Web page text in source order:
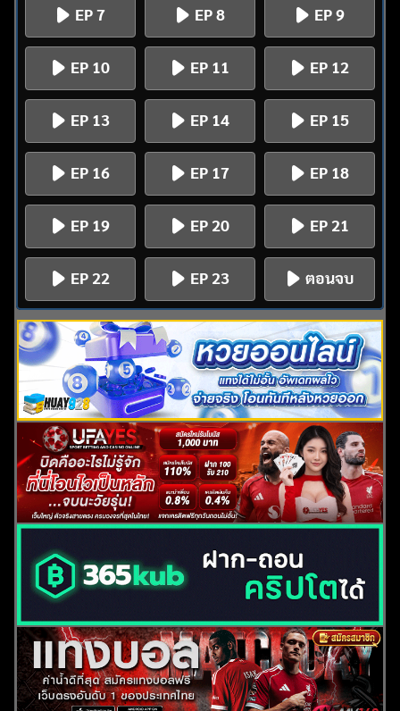
EP 7 EP 8 EP 9
EP 10 EP 11 EP 12
EP 13 EP 14 EP 15
EP 16 EP 17 EP 18
EP 19 EP 20 EP 21
EP 22 EP 23 ตอนจบ